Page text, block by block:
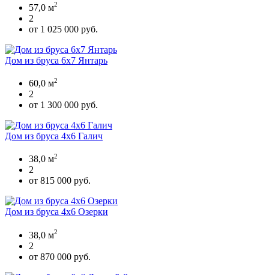
57,0 м2
2
от 1 025 000 руб.
Дом из бруса 6х7 Янтарь
60,0 м2
2
от 1 300 000 руб.
Дом из бруса 4х6 Галич
38,0 м2
2
от 815 000 руб.
Дом из бруса 4х6 Озерки
38,0 м2
2
от 870 000 руб.